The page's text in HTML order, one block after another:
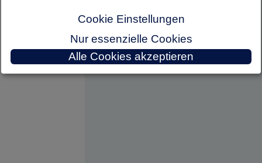
Cookie Einstellungen
Nur essenzielle Cookies
Alle Cookies akzeptieren